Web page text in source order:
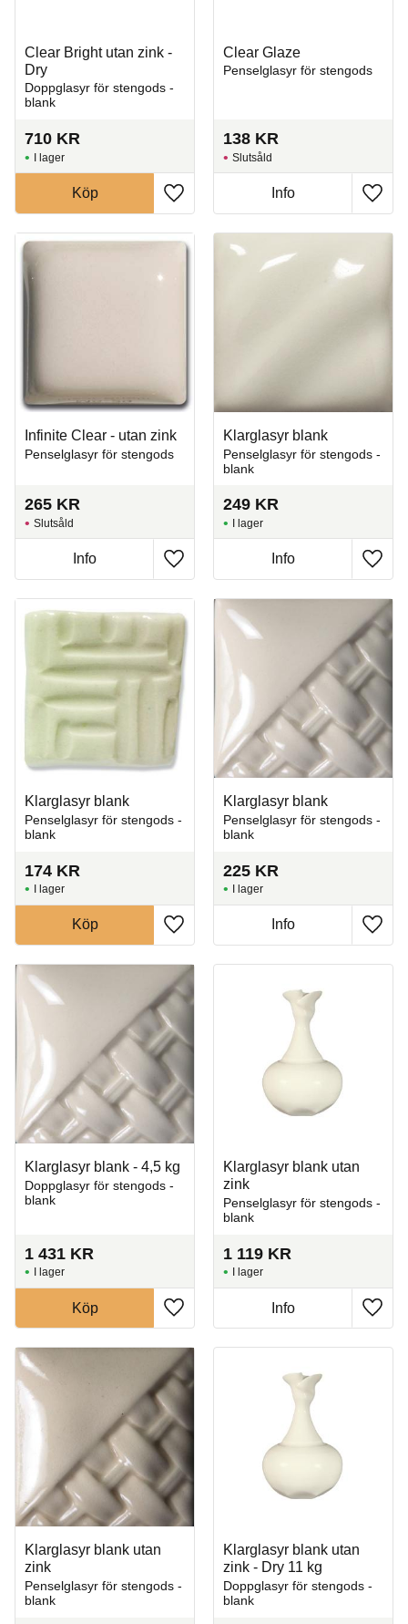
Clear Bright utan zink -
Dry
Doppglasyr för stengods -
blank
710 KR
Lägg till i favoriter
I lager
Köp
Clear Glaze
Penselglasyr för stengods
138 KR
Lägg
Slutsåld
Info
Infinite Clear - utan zink
Penselglasyr för stengods
265 KR
Lägg till i favoriter
Slutsåld
Info
Klarglasyr blank
Penselglasyr för stengods -
blank
249 KR
Lägg
I lager
Info
Klarglasyr blank
Penselglasyr för stengods -
blank
174 KR
Lägg till i favoriter
I lager
Köp
Klarglasyr blank
Penselglasyr för stengods -
blank
225 KR
Lägg
I lager
Info
Klarglasyr blank - 4,5 kg
Doppglasyr för stengods -
blank
1 431 KR
Lägg till i favoriter
I lager
Köp
Klarglasyr blank utan
zink
Penselglasyr för stengods -
blank
1 119 KR
Lägg
I lager
Info
Klarglasyr blank utan
zink
Penselglasyr för stengods -
blank
Klarglasyr blank utan
zink - Dry 11 kg
Doppglasyr för stengods -
blank